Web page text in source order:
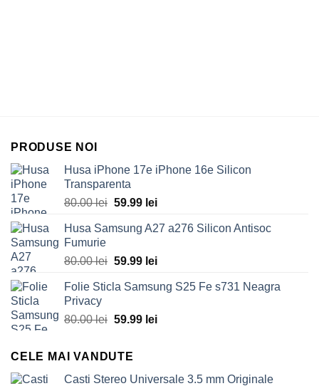
PRODUSE NOI
Husa iPhone 17e iPhone 16e Silicon
Transparenta
80.00lei Original
was:
59.99 leiCurrent
is:
Husa Samsung A27 a276 Silicon Antisoc
Fumurie
80.00lei Original
was:
59.99 leiCurrent
is:
Folie Sticla Samsung S25 Fe s731 Neagra
Privacy
80.00lei Original
80.00 lei.
59.99 leiCurrent
CELE MAI VANDUTE
Casti Stereo Universale 3.5 mm Originale